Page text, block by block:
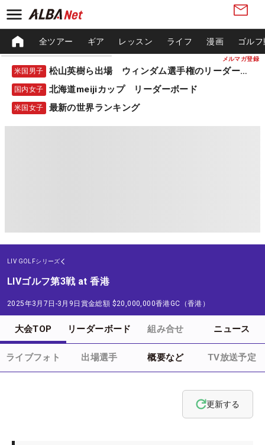
メルマガ登録
全ツアー ギア レッスン ライフ 漫画 ゴル
米国男子 松山英樹ら出場 ウィンダム選手権のリーダーボード
国内女子 北海道meijiカップ リーダーボード
米国女子 最新の世界ランキング
LIV GOLFシリーズ
LIVゴルフ第3戦 at 香港
2025年3月7日-3月9日 賞金総額 $20,000,000香港GC（香港）
大会TOP リーダーボード 組み合せ ニュース
ライブフォト 出場選手 概要など TV放送予定
更新する